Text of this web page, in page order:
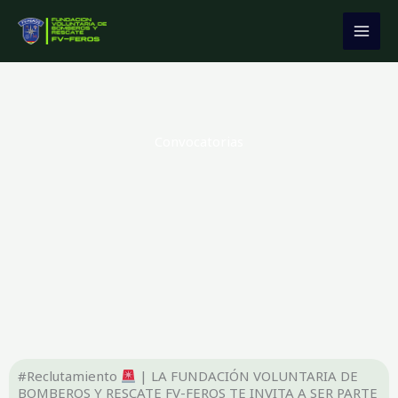
#Reclutamiento
| LA FUNDACIÓN VOLUNTARIA DE
BOMBEROS Y RESCATE FV-FEROS TE INVITA A SER PARTE